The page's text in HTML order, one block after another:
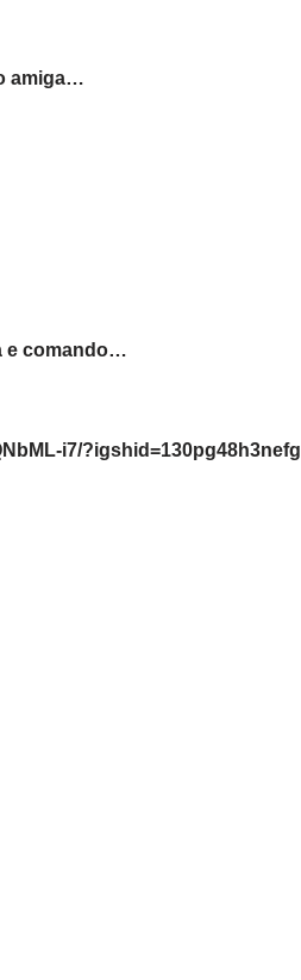
amiga…
e comando…
i7/?igshid=130pg48h3nefg